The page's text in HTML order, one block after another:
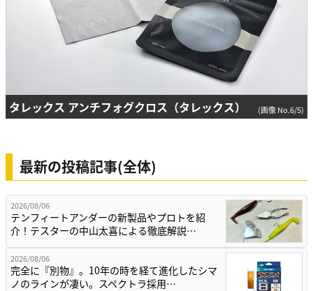
タレックス アンチフォグクロス（タレックス） (画像 No.6/5)
最新の投稿記事(全体)
2026/08/06
テンフィートアンダーの新製品やプロトを紹
介！テスターの中山太喜による徹底解説…
2026/08/06
完全に『別物』。10年の時を経て進化したシマ
ノのラインが凄い。スペクトラ採用…